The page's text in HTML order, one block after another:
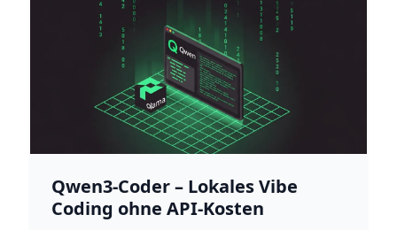
Qwen3-Coder – Lokales Vibe
Coding ohne API-Kosten